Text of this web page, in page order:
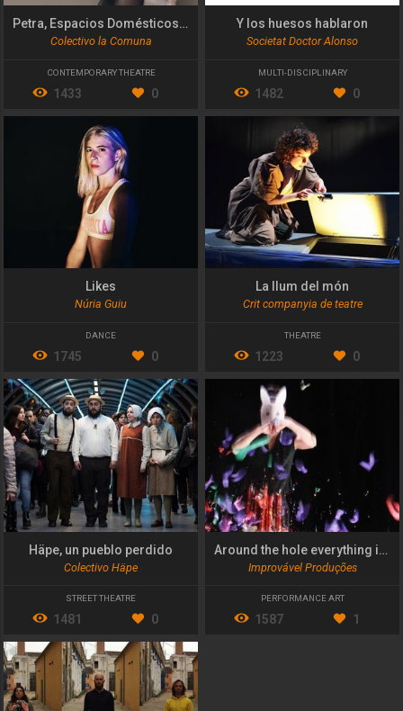
Petra, Espacios Domésticos de Dominación
Colectivo la Comuna
CONTEMPORARY THEATRE
1433 0
Y los huesos hablaron
Societat Doctor Alonso
MULTI-DISCIPLINARY
1482 0
Likes
Núria Guiu
DANCE
1745 0
La llum del món
Crit companyia de teatre
THEATRE
1223 0
Häpe, un pueblo perdido
Colectivo Häpe
STREET THEATRE
1481 0
Around the hole everything is edge
Improvável Produções
PERFORMANCE ART
1587 1